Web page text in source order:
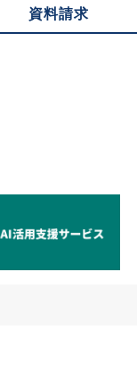
してご自身の個人
正・追加・削除、利
個人情報保護法の定
報については、原則
レイス6階
は任意によるもので
資料請求